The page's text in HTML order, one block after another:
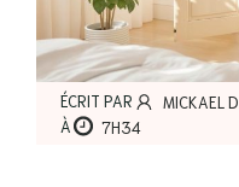
ÉCRIT PAR MICKAEL D.
À 7H34